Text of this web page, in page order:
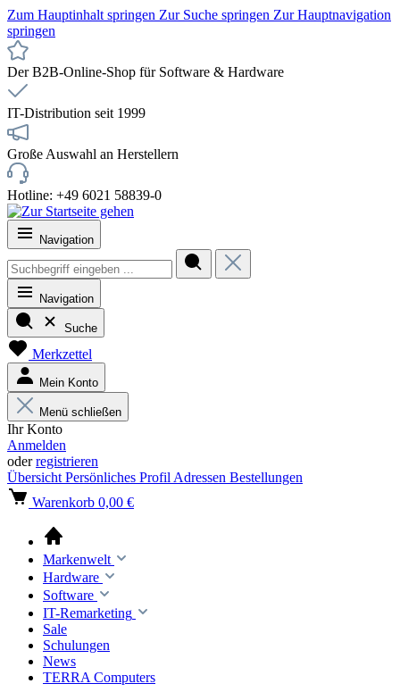
Zum Hauptinhalt springen Zur Suche springen Zur Hauptnavigation
springen
Der B2B-Online-Shop für Software & Hardware
IT-Distribution seit 1999
Große Auswahl an Herstellern
Hotline: +49 6021 58839-0
Navigation
Navigation
Suche
Merkzettel
Mein Konto
Menü schließen
Ihr Konto
Anmelden
oderregistrieren
Übersicht Persönliches Profil Adressen Bestellungen
Warenkorb 0,00 €
Markenwelt
Hardware
Software
IT-Remarketing
Sale
Schulungen
News
TERRA Computers